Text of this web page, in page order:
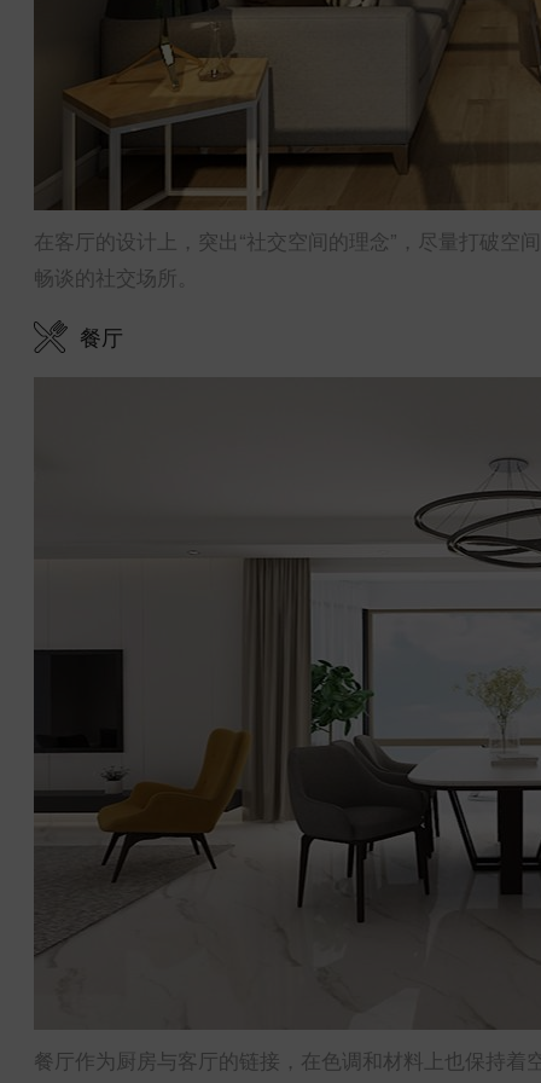
在客厅的设计上，突出“社交空间的理念”，尽量打破
畅谈的社交场所。
餐厅
餐厅作为厨房与客厅的链接，在色调和材料上也保持